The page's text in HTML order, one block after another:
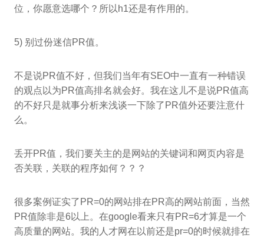
位，你愿意选哪个？所以h1还是有作用的。
5) 别过份迷信PR值。
不是说PR值不好，但我们当年有SEO中一直有一种错误
的观点以为PR值高排名就会好。我在这儿不是说PR值高
的不好只是就事分析来浅谈一下除了PR值外还要注意什
么。
丢开PR值，我们要关主的是网站的关键词和网页内容是
否关联，关联的程序如何？？？
很多案例证实了PR=0的网站排在PR高的网站前面，当然
PR值除非是6以上。在google看来只有PR=6才算是一个
高质量的网站。我的人才网在以前还是pr=0的时候就排在